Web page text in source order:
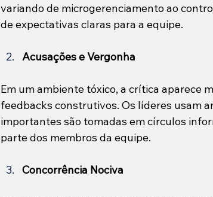
variando de microgerenciamento ao
de expectativas claras para a equipe.
Acusações e Vergonha
Em um ambiente tóxico, a crítica aparece
feedbacks construtivos. Os líderes usam
importantes são tomadas em círculos
parte dos membros da equipe.
Concorrência Nociva